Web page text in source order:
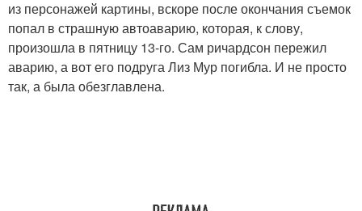
из персонажей картины, вскоре после окончания съемок
попал в страшную автоаварию, которая, к слову,
произошла в пятницу 13-го. Сам ричардсон пережил
аварию, а вот его подруга Лиз Мур погибла. И не просто
так, а была обезглавлена.